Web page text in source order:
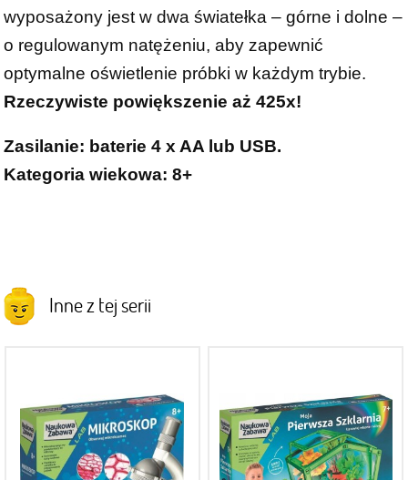
wyposażony jest w dwa światełka – górne i dolne –
o regulowanym natężeniu, aby zapewnić
optymalne oświetlenie próbki w każdym trybie.
Rzeczywiste powiększenie aż 425x!
Zasilanie: baterie 4 x AA lub USB.
Kategoria wiekowa: 8+
Inne z tej serii